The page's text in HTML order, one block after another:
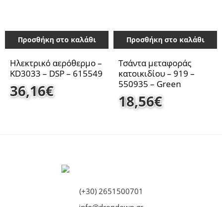
Προσθήκη στο καλάθι
Ηλεκτρικό αερόθερμο –
KD3033 – DSP – 615549
36,16€
Προσθήκη στο καλάθι
Τσάντα μεταφοράς
κατοικιδίου – 919 –
550935 – Green
18,56€
(+30) 2651500701